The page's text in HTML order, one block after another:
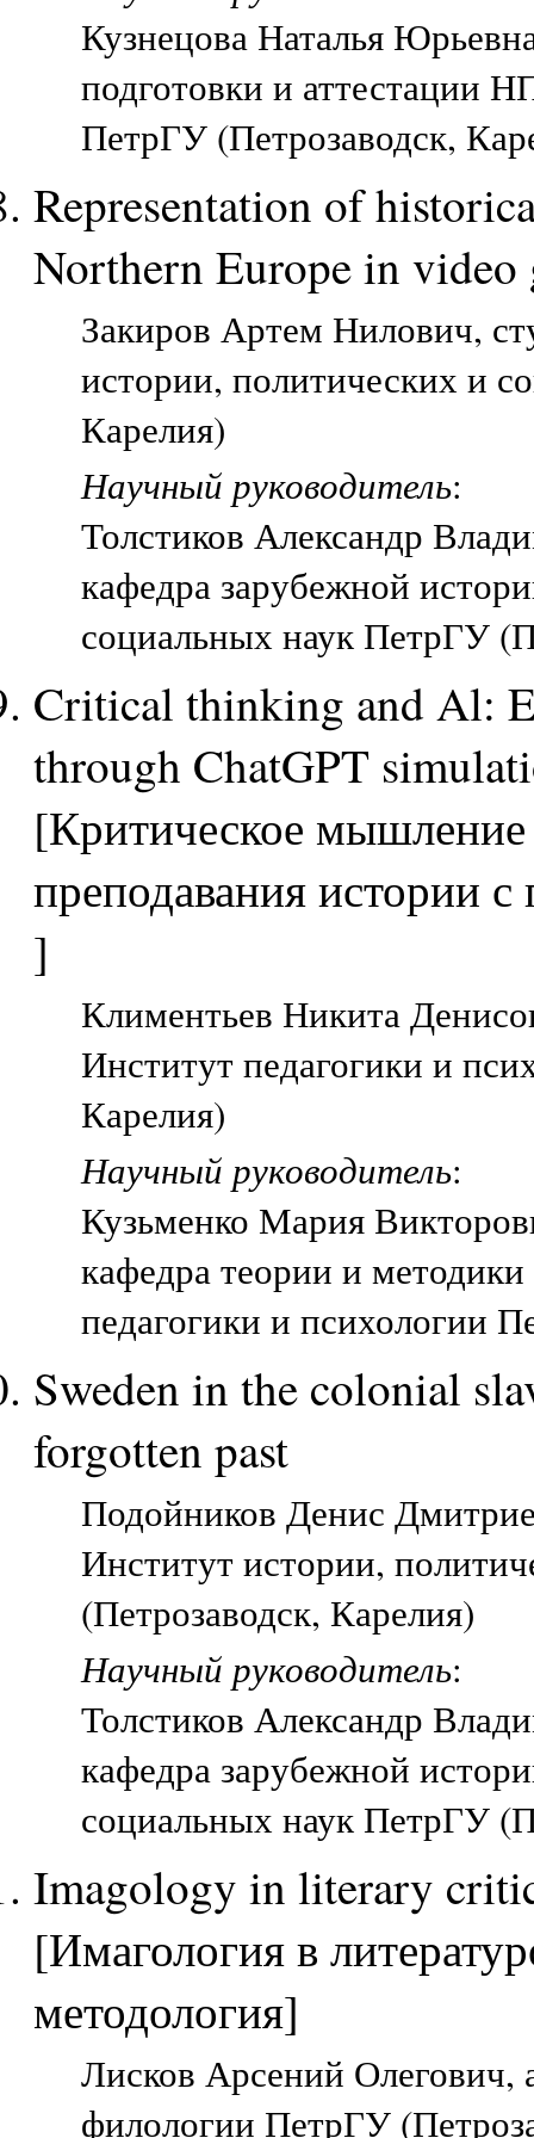
Кузнецова Наталья
подготовки и аттестации
ПетрГУ (Петрозаводск,
Representation of
Northern Europe in video
Закиров Артем Нилович,
истории, политических и
Карелия)
Научный руководитель:
Толстиков Александр
кафедра зарубежной
социальных наук ПетрГУ
Critical thinking and Al:
through ChatGPT
[Критическое
преподавания истории
]
Климентьев Никита
Институт педагогики и
Карелия)
Научный руководитель:
Кузьменко Мария
кафедра теории и
педагогики и психологии
Sweden in the colonial
forgotten past
Подойников Денис
Институт истории,
(Петрозаводск, Карелия)
Научный руководитель:
Толстиков Александр
кафедра зарубежной
социальных наук ПетрГУ
Imagology in literary
[Имагология в
методология]
Лисков Арсений Олегович,
филологии ПетрГУ